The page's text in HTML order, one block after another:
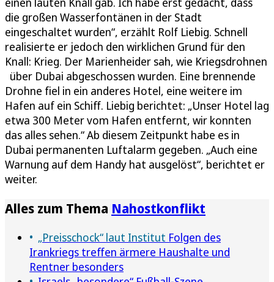
die großen Wasserfontänen in der Stadt
eingeschaltet wurden“, erzählt Rolf Liebig. Schnell
realisierte er jedoch den wirklichen Grund für den
Knall: Krieg. Der Marienheider sah, wie Kriegsdrohnen
über Dubai abgeschossen wurden. Eine brennende
Drohne fiel in ein anderes Hotel, eine weitere im
Hafen auf ein Schiff. Liebig berichtet: „Unser Hotel lag
etwa 300 Meter vom Hafen entfernt, wir konnten
das alles sehen.“ Ab diesem Zeitpunkt habe es in
Dubai permanenten Luftalarm gegeben. „Auch eine
Warnung auf dem Handy hat ausgelöst“, berichtet er
weiter.
Alles zum Thema Nahostkonflikt
„Preisschock“ laut Institut Folgen des
Irankriegs treffen ärmere Haushalte und
Rentner besonders